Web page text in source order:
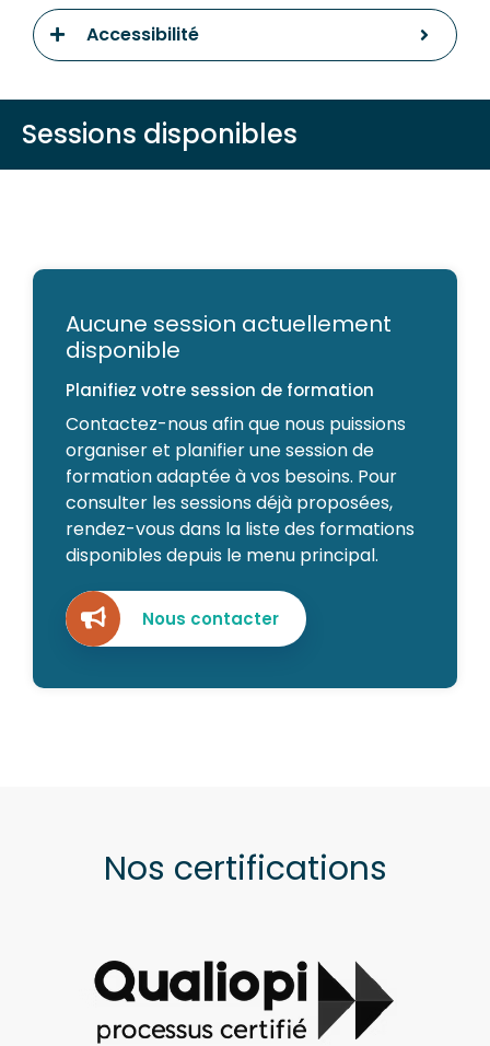
Accessibilité
Sessions disponibles
Aucune session actuellement
disponible
Planifiez votre session de formation
Contactez-nous afin que nous puissions
organiser et planifier une session de
formation adaptée à vos besoins. Pour
consulter les sessions déjà proposées,
rendez-vous dans la liste des formations
disponibles depuis le menu principal.
Nous contacter
Nos certifications